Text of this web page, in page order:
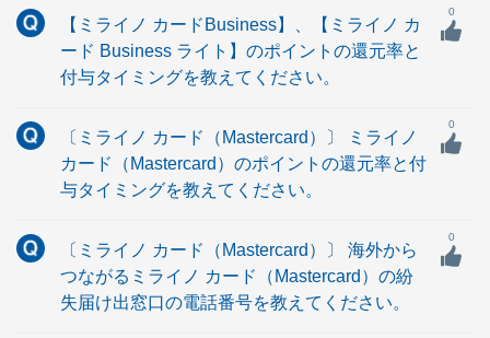
【ミライノ カードBusiness】、【ミライノ カ
ード Business ライト】のポイントの還元率と
付与タイミングを教えてください。
0
〔ミライノ カード（Mastercard）〕 ミライノ
カード（Mastercard）のポイントの還元率と付
与タイミングを教えてください。
0
〔ミライノ カード（Mastercard）〕 海外から
つながるミライノ カード（Mastercard）の紛
失届け出窓口の電話番号を教えてください。
0